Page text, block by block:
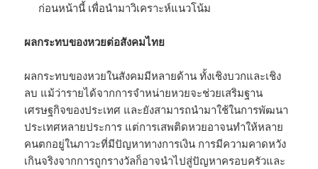
ก่อนหน้านี้ เพื่อนำมาวิเคราะห์แนวโน้ม
ผลกระทบของหวยต่อสังคมไทย
ผลกระทบของหวยในสังคมมีหลายด้าน ทั้งเชิงบวกและเชิง
ลบ แม้ว่ารายได้จากการจำหน่ายหวยจะช่วยเสริมฐาน
เศรษฐกิจของประเทศ และยังสามารถนำมาใช้ในการพัฒนา
ประเทศหลายประการ แต่การเสพติดหวยอาจนทำให้หลาย
คนตกอยู่ในภาวะที่มีปัญหาทางการเงิน การมีความคาดหวัง
เกินจริงจากการถูกรางวัลก็อาจนำไปสู่ปัญหาครอบครัวและ